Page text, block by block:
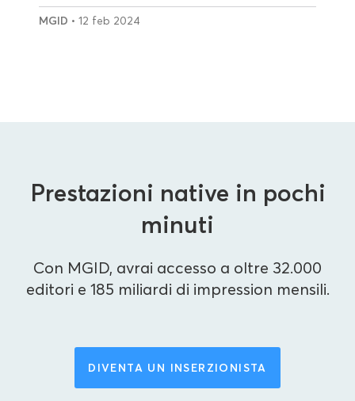
MGID • 12 feb 2024
Prestazioni native in pochi
minuti
Con MGID, avrai accesso a oltre 32.000
editori e 185 miliardi di impression mensili.
DIVENTA UN INSERZIONISTA